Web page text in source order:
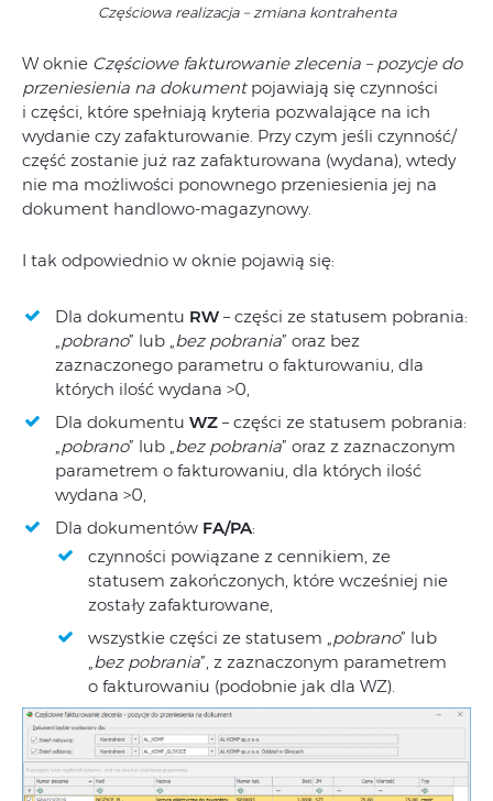
Częściowa realizacja – zmiana kontrahenta
W oknie Częściowe fakturowanie zlecenia – pozycje do
przeniesienia na dokumentpojawiają się czynności
i części, które spełniają kryteria pozwalające na ich
wydanie czy zafakturowanie. Przy czym jeśli czynność/
część zostanie już raz zafakturowana (wydana), wtedy
nie ma możliwości ponownego przeniesienia jej na
dokument handlowo-magazynowy.
I tak odpowiednio w oknie pojawią się:
Dla dokumentu RW – części ze statusem pobrania:
„pobrano” lub „bez pobrania” oraz bez
zaznaczonego parametru o fakturowaniu, dla
których ilość wydana >0,
Dla dokumentu WZ – części ze statusem pobrania:
„pobrano” lub „bez pobrania” oraz z zaznaczonym
parametrem o fakturowaniu, dla których ilość
wydana >0,
Dla dokumentów FA/PA:
czynności powiązane z cennikiem, ze
statusem zakończonych, które wcześniej nie
zostały zafakturowane,
wszystkie części ze statusem „pobrano” lub
„bez pobrania”, z zaznaczonym parametrem
o fakturowaniu (podobnie jak dla WZ).